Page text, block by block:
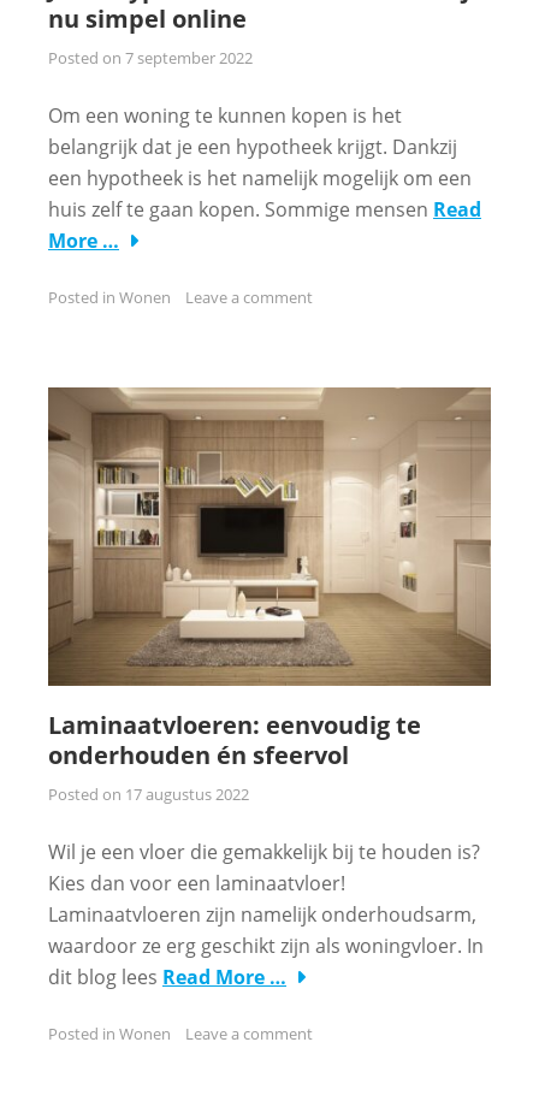
nu simpel online
Posted on 7 september 2022
Om een woning te kunnen kopen is het
belangrijk dat je een hypotheek krijgt. Dankzij
een hypotheek is het namelijk mogelijk om een
huis zelf te gaan kopen. Sommige mensen Read
More …
Posted in Wonen Leave a comment
Laminaatvloeren: eenvoudig te
onderhouden én sfeervol
Posted on 17 augustus 2022
Wil je een vloer die gemakkelijk bij te houden is?
Kies dan voor een laminaatvloer!
Laminaatvloeren zijn namelijk onderhoudsarm,
waardoor ze erg geschikt zijn als woningvloer. In
dit blog lees Read More …
Posted in Wonen Leave a comment